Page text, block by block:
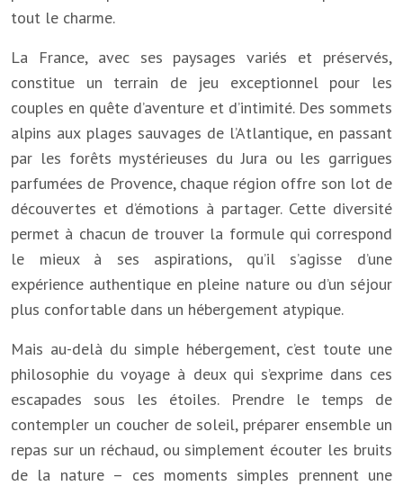
tout le charme.
La France, avec ses paysages variés et préservés,
constitue un terrain de jeu exceptionnel pour les
couples en quête d’aventure et d’intimité. Des sommets
alpins aux plages sauvages de l’Atlantique, en passant
par les forêts mystérieuses du Jura ou les garrigues
parfumées de Provence, chaque région offre son lot de
découvertes et d’émotions à partager. Cette diversité
permet à chacun de trouver la formule qui correspond
le mieux à ses aspirations, qu’il s’agisse d’une
expérience authentique en pleine nature ou d’un séjour
plus confortable dans un hébergement atypique.
Mais au-delà du simple hébergement, c’est toute une
philosophie du voyage à deux qui s’exprime dans ces
escapades sous les étoiles. Prendre le temps de
contempler un coucher de soleil, préparer ensemble un
repas sur un réchaud, ou simplement écouter les bruits
de la nature – ces moments simples prennent une